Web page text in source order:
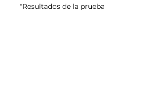
*Resultados de la prueba